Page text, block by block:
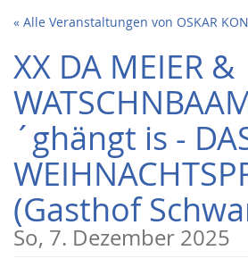
Zum
Inhalt
springen
« Alle Veranstaltungen von OSKAR
XX DA MEIER &
´ghängt is -
(Gasthof
So, 7. Dezember 2025